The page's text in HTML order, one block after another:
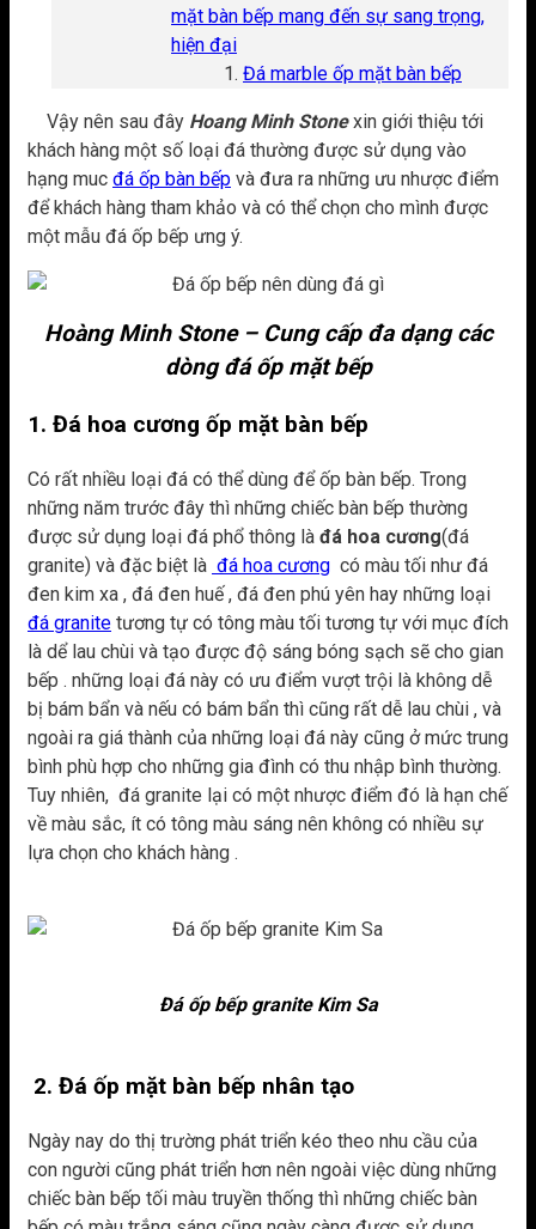
mặt bàn bếp mang đến sự sang trọng,
hiện đại
Đá marble ốp mặt bàn bếp
Vậy nên sau đây Hoang Minh Stonexin giới thiệu tới
khách hàng một số loại đá thường được sử dụng vào
hạng muc đá ốp bàn bếp và đưa ra những ưu nhược điểm
để khách hàng tham khảo và có thể chọn cho mình được
một mẫu đá ốp bếp ưng ý.
Hoàng Minh Stone – Cung cấp đa dạng các
dòng đá ốp mặt bếp
1. Đá hoa cương ốp mặt bàn bếp
Có rất nhiều loại đá có thể dùng để ốp bàn bếp. Trong
những năm trước đây thì những chiếc bàn bếp thường
được sử dụng loại đá phổ thông là đá hoa cương(đá
granite) và đặc biệt là đá hoa cương có màu tối như đá
đen kim xa , đá đen huế , đá đen phú yên hay những loại
đá granite tương tự có tông màu tối tương tự với mục đích
là dể lau chùi và tạo được độ sáng bóng sạch sẽ cho gian
bếp . những loại đá này có ưu điểm vượt trội là không dễ
bị bám bẩn và nếu có bám bẩn thì cũng rất dễ lau chùi , và
ngoài ra giá thành của những loại đá này cũng ở mức trung
bình phù hợp cho những gia đình có thu nhập bình thường.
Tuy nhiên, đá granite lại có một nhược điểm đó là hạn chế
về màu sắc, ít có tông màu sáng nên không có nhiều sự
lựa chọn cho khách hàng .
Đá ốp bếp granite Kim Sa
2. Đá ốp mặt bàn bếp nhân tạo
Ngày nay do thị trường phát triển kéo theo nhu cầu của
con người cũng phát triển hơn nên ngoài việc dùng những
chiếc bàn bếp tối màu truyền thống thì những chiếc bàn